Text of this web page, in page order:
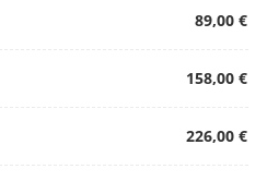
89,00 €
158,00 €
226,00 €